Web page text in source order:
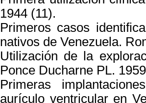
1944 (11).
Primeros casos
nativos de Venezuela.
Utilización de la
Ponce Ducharne PL.
Primeras
aurículo ventricular en